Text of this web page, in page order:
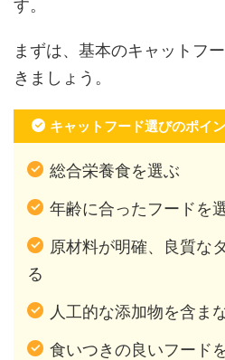
す。
まずは、基本のキャットフ
きましょう。
キャットフード選びのポイ
総合栄養食を選ぶ
年齢に合ったフードを
原材料が明確、良質な
る
人工的な添加物を含ま
食いつきの良いフード